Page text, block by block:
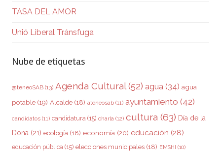
TASA DEL AMOR
Unió Liberal Tránsfuga
Nube de etiquetas
@teneoSAB (13) Agenda Cultural(52) agua (34) agua
potable (19) Alcalde (18) ateneosab (11) ayuntamiento (42)
candidatos (11) candidatura (15) charla (12) cultura (63) Día de la
Dona (21) ecología (18) economía (20) educación (28)
educación pública (15) elecciones municipales (18) EMSHI (10)